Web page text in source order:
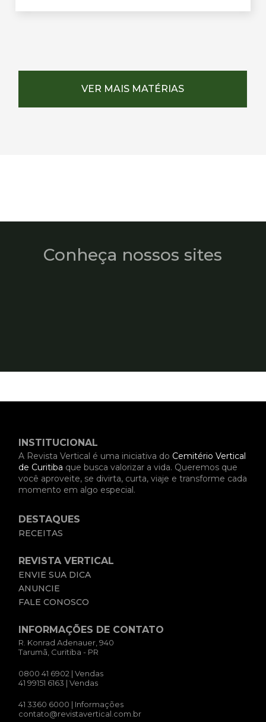
VER MAIS MATÉRIAS
Conheça nossos sites
INSTITUCIONAL
A Revista Vertical é uma iniciativa do Cemitério Vertical
de Curitiba que busca valorizar a vida. Queremos que
você aproveite, se divirta, curta, viaje e transforme cada
momento em algo especial.
DESTAQUES
RECEITAS
REVISTA VERTICAL
ENVIE SUA DICA
ANUNCIE
FALE CONOSCO
INFORMAÇÕES DE CONTATO
R. Konrad Adenauer, 940
Tarumã, Curitiba - PR
0800 41 6902 | Vendas
41 99151 6163 | Vendas
41 3360 6000 | Informações
contato@revistavertical.com.br